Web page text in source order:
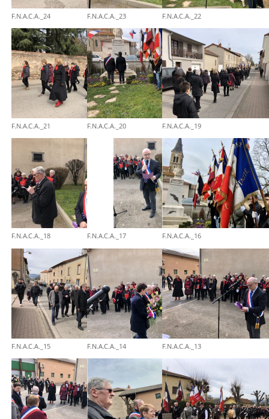
F.N.A.C.A._24 F.N.A.C.A._23 F.N.A.C.A._22
F.N.A.C.A._21 F.N.A.C.A._20 F.N.A.C.A._19
F.N.A.C.A._18 F.N.A.C.A._17 F.N.A.C.A._16
F.N.A.C.A._15 F.N.A.C.A._14 F.N.A.C.A._13